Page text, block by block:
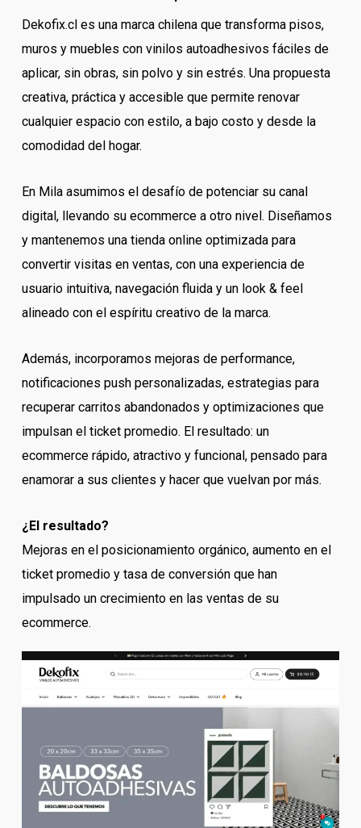
Dekofix.cl es una marca chilena que transforma pisos,
muros y muebles con vinilos autoadhesivos fáciles de
aplicar, sin obras, sin polvo y sin estrés. Una propuesta
creativa, práctica y accesible que permite renovar
cualquier espacio con estilo, a bajo costo y desde la
comodidad del hogar.
En Mila asumimos el desafío de potenciar su canal
digital, llevando su ecommerce a otro nivel. Diseñamos
y mantenemos una tienda online optimizada para
convertir visitas en ventas, con una experiencia de
usuario intuitiva, navegación fluida y un look & feel
alineado con el espíritu creativo de la marca.
Además, incorporamos mejoras de performance,
notificaciones push personalizadas, estrategias para
recuperar carritos abandonados y optimizaciones que
impulsan el ticket promedio. El resultado: un
ecommerce rápido, atractivo y funcional, pensado para
enamorar a sus clientes y hacer que vuelvan por más.
¿El resultado?
Mejoras en el posicionamiento orgánico, aumento en el
ticket promedio y tasa de conversión que han
impulsado un crecimiento en las ventas de su
ecommerce.